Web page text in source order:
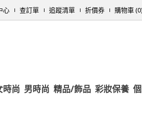
心 查訂單 追蹤清單 折價券 購物車
時尚 男時尚 精品/飾品 彩妝保養